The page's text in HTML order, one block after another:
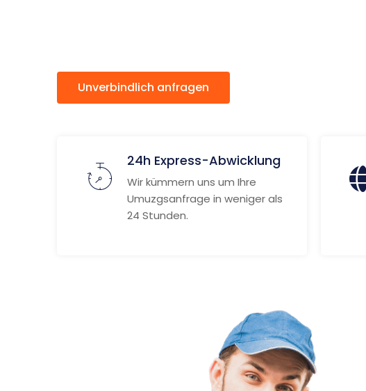
Unverbindlich anfragen
24h Express-Abwicklung
Wir kümmern uns um Ihre
Umuzgsanfrage in weniger als
24 Stunden.